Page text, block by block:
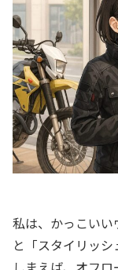
私は、かっこいい
と「スタイリッ